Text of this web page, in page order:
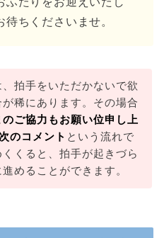
ちくださいませ。
拍手をいただかないで欲
が稀にあります。その場合
のご協力もお願い位申し上
のコメント という流れで
くると、拍手が起きづら
めることができます。